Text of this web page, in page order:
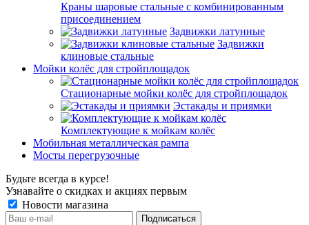
Краны шаровые стальные с комбинированным
присоединением
Задвижки латунные
Задвижки
клиновые стальные
Мойки колёс для стройплощадок
Стационарные мойки колёс для стройплощадок
Эстакады и приямки
Комплектующие к мойкам колёс
Мобильная металлическая рампа
Мосты перегрузочные
Будьте всегда в курсе!
Узнавайте о скидках и акциях первым
Новости магазина